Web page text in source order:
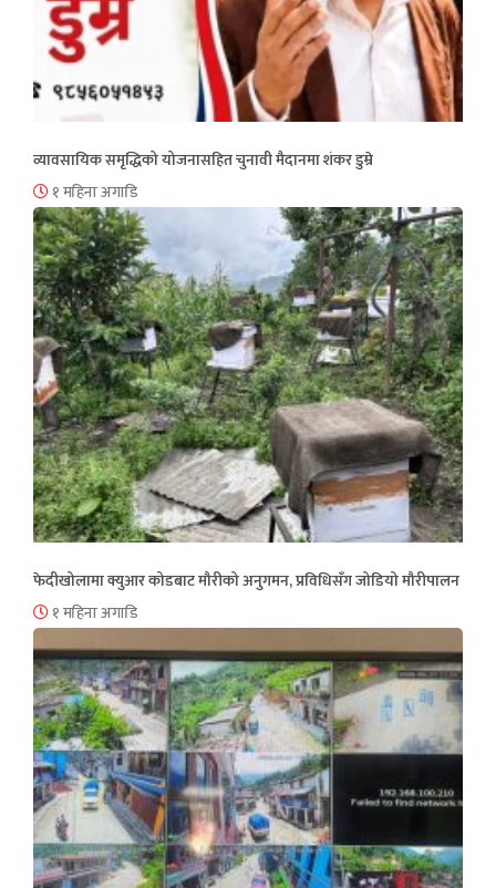
व्यावसायिक समृद्धिको योजनासहित चुनावी मैदानमा शंकर डुम्रे
१ महिना अगाडि
फेदीखोलामा क्युआर कोडबाट मौरीको अनुगमन, प्रविधिसँग जोडियो मौरीपालन
१ महिना अगाडि